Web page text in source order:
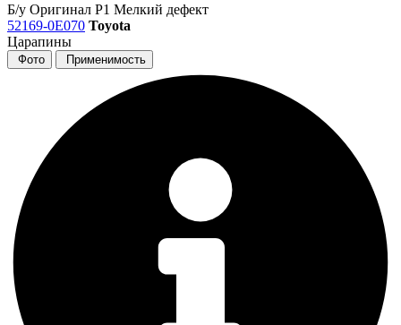
Б/у Оригинал Р1 Мелкий дефект
52169-0E070 Toyota
Царапины
Фото Применимость